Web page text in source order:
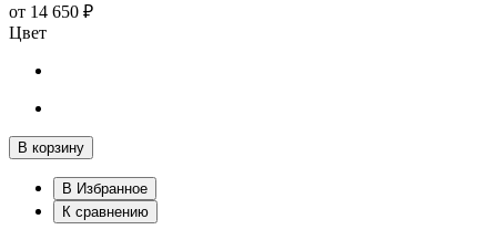
от 14 650 ₽
Цвет
В корзину
В Избранное
К сравнению